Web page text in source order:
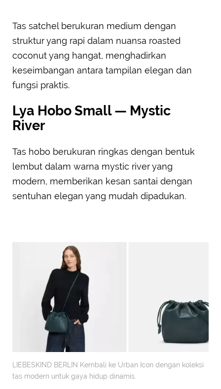
Tas satchel berukuran medium dengan
struktur yang rapi dalam nuansa roasted
coconut yang hangat, menghadirkan
keseimbangan antara tampilan elegan dan
fungsi praktis.
Lya Hobo Small — Mystic
River
Tas hobo berukuran ringkas dengan bentuk
lembut dalam warna mystic river yang
modern, memberikan kesan santai dengan
sentuhan elegan yang mudah dipadukan.
LIEBESKIND BERLIN Kembali ke Urban Icon dengan koleksi
tas modern untuk gaya hidup dinamis.